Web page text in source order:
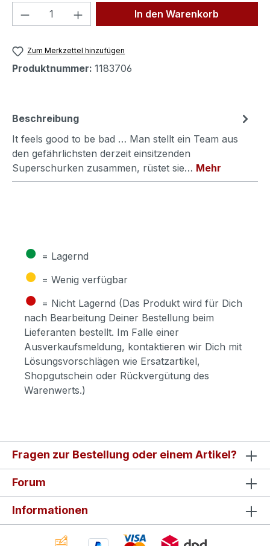
Produkt Anzahl: Gib denIn den Warenkorb
Zum Merkzettel hinzufügen
Produktnummer: 1183706
Beschreibung
It feels good to be bad … Man stellt ein Team aus
den gefährlichsten derzeit einsitzenden
Superschurken zusammen, rüstet sie… Mehr
● = Lagernd
● = Wenig verfügbar
● = Nicht Lagernd (Das Produkt wird für Dich
nach Bearbeitung Deiner Bestellung beim
Lieferanten bestellt. Im Falle einer
Ausverkaufsmeldung, kontaktieren wir Dich mit
Lösungsvorschlägen wie Ersatzartikel,
Shopgutschein oder Rückvergütung des
Warenwerts.)
Fragen zur Bestellung oder einem Artikel?
Forum
Informationen